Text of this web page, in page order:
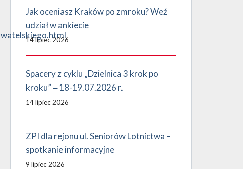
Jak oceniasz Kraków po zmroku? Weź
udział w ankiecie
14 lipiec 2026
Spacery z cyklu „Dzielnica 3 krok po
kroku” ‒ 18-19.07.2026 r.
14 lipiec 2026
ZPI dla rejonu ul. Seniorów Lotnictwa –
spotkanie informacyjne
9 lipiec 2026